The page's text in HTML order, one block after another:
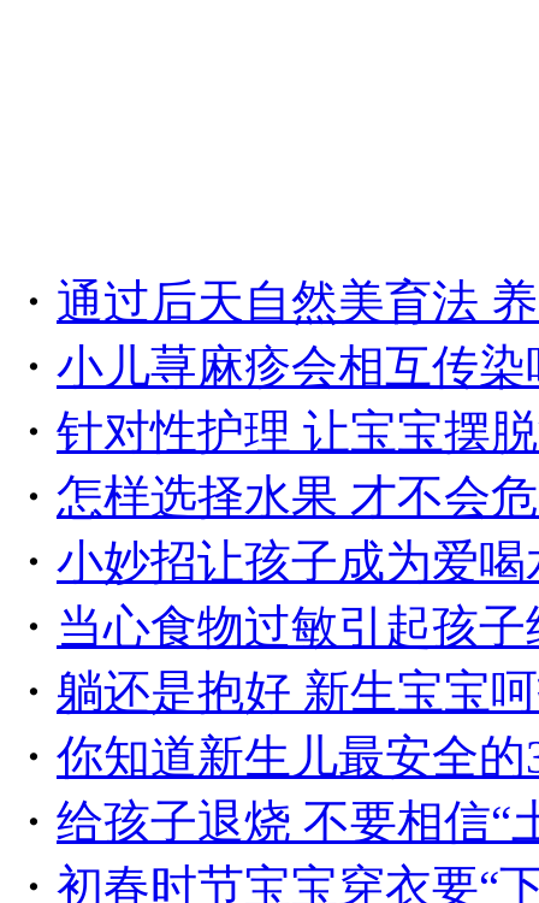
・ 通过后天自然美育法
・ 小儿荨麻疹会相互传染
・ 针对性护理 让宝宝摆
・ 怎样选择水果 才不会
・ 小妙招让孩子成为爱
・ 当心食物过敏引起孩
・ 躺还是抱好 新生宝宝
・ 你知道新生儿最安全
・ 给孩子退烧 不要相信“
・ 初春时节宝宝穿衣要“